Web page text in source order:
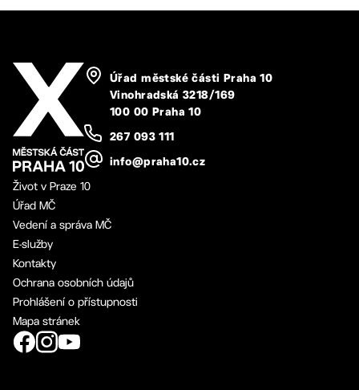
Úřad městské části Praha 10
Vinohradská 3218/169
100 00 Praha 10
267 093 111
info@praha10.cz
Život v Praze 10
Úřad MČ
Vedení a správa MČ
E-služby
Kontakty
Ochrana osobních údajů
Prohlášení o přístupnosti
Mapa stránek